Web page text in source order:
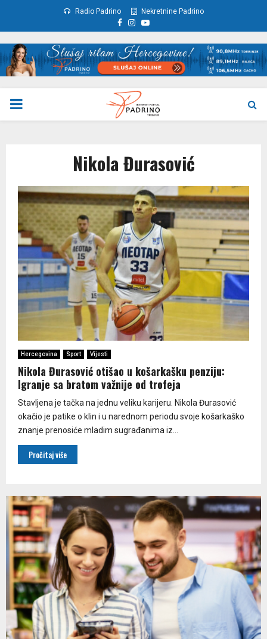
Radio Padrino Nekretnine Padrino
Facebook
Instagram
Youtube
PRIMARY
Nikola Đurasović
Hercegovina Sport Vijesti
Nikola Đurasović otišao u košarkašku penziju:
Igranje sa bratom važnije od trofeja
Stavljena je tačka na jednu veliku karijeru. Nikola Đurasović
okačio je patike o klin i u narednom periodu svoje košarkaško
znanje prenosiće mladim sugrađanima iz...
Pročitaj više